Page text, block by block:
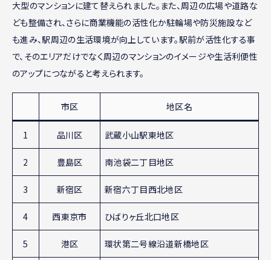
大型のマンションに建て替えられました。また、周辺の広場や道路な
ども整備され、さらに商業機能の活性化か駐輪場や防災施設など
も進み、駅周辺の生活環境が向上しています。駅前が活性化する事
で、そのエリアだけでなく周辺のマンションのイメージや生活利便性
のアップにつながると考えられます。
市区 地区名
1 品川区 武蔵小山駅東地区
2 豊島区 南池袋二丁目地区
3 新宿区 新宿六丁目西北地区
4 西東京市 ひばりヶ丘北口地区
5 港区 環状第二号線沿道新橋地区